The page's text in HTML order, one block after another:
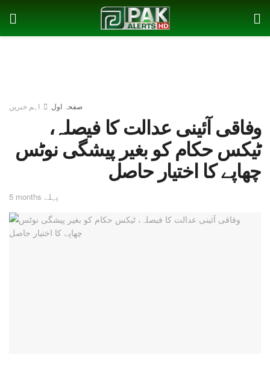
صفحہ اول اہم خبریں
وفاقی آئینی عدالت کا فیصلہ،
ٹیکس حکام کو بغیر پیشگی نوٹس
چھاپے کا اختیار حاصل
5 months پہلے